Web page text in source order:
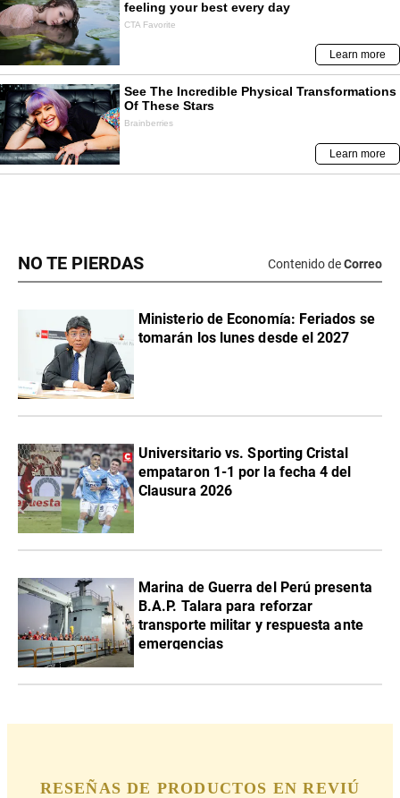
NO TE PIERDAS Contenido deCorreo
Ministerio de Economía: Feriados se
tomarán los lunes desde el 2027
Universitario vs. Sporting Cristal
empataron 1-1 por la fecha 4 del
Clausura 2026
Marina de Guerra del Perú presenta
B.A.P. Talara para reforzar
transporte militar y respuesta ante
emergencias